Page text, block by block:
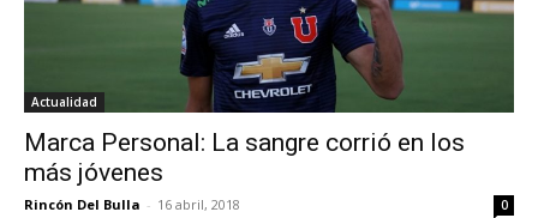
Actualidad
Marca Personal: La sangre corrió en los
más jóvenes
Rincón Del Bulla - 16 abril, 2018 0